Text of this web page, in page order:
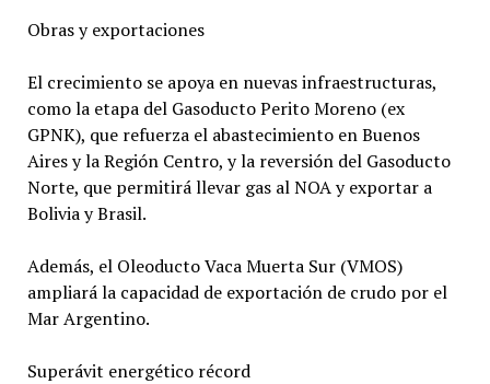
Obras y exportaciones
El crecimiento se apoya en nuevas infraestructuras,
como la etapa del Gasoducto Perito Moreno (ex
GPNK), que refuerza el abastecimiento en Buenos
Aires y la Región Centro, y la reversión del Gasoducto
Norte, que permitirá llevar gas al NOA y exportar a
Bolivia y Brasil.
Además, el Oleoducto Vaca Muerta Sur (VMOS)
ampliará la capacidad de exportación de crudo por el
Mar Argentino.
Superávit energético récord